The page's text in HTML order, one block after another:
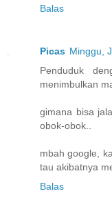
Balas
Picas Minggu,
Penduduk
menimbulkan
gimana bisa
obok-obok..
mbah google,
tau akibatnya
Balas